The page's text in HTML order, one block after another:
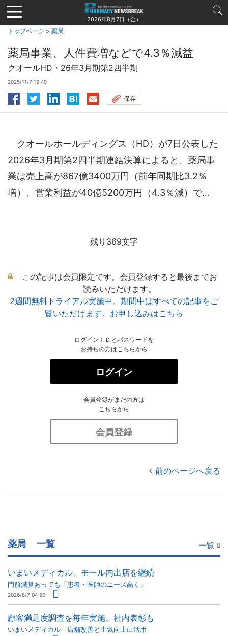
Jump
to
navigation
2026年8月7日（金）
トップページ > 薬局
薬局事業、人件費増などで4.3％減益
クオールHD・26年3月期第2四半期
2025/11/7 19:49
保存
クオールホールディングス（HD）が7日公表した
2026年3月期第2四半期連結決算によると、薬局事
業は売上高が867億3400万円（前年同期比3.2％
増）、営業利益が40億5200万円（4.3％減）で...
残り369文字
この記事は会員限定です。会員登録すると最後までお
読みいただけます。
2週間無料トライアル実施中。期間中はすべての記事をご
覧いただけます。お申し込みはこちら
ログインＩＤとパスワードを
お持ちの方はこちらから
ログイン
会員登録がまだの方は
こちらから
会員登録
前のページへ戻る
薬局 一覧 一覧
いまいメディカル、モール内出店を継続
門前減算あっても「患者・医師のニーズ高く」
2026/8/7 04:50
顧客満足度調査を毎年実施、社内表彰も
いまいメディカル 店舗改善と士気向上に活用